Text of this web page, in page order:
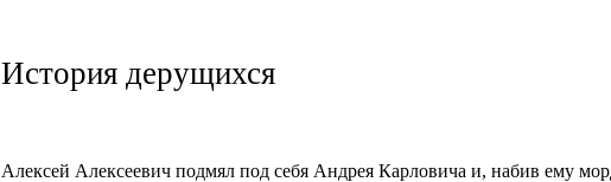
История дерущихся
Алексей Алексеевич подмял под себя Андрея Карловича и, набив ему